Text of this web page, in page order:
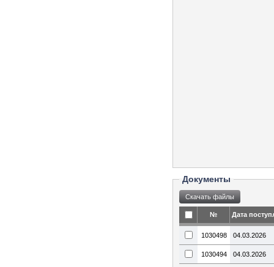
Документы
№ Дата
1030498 04.03.2026
1030494 04.03.2026